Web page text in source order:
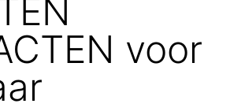
voor